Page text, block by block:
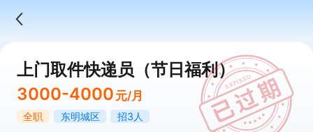
上门取件快递员（节日福利）
3000-4000 元/月
全职 东明城区
招3人